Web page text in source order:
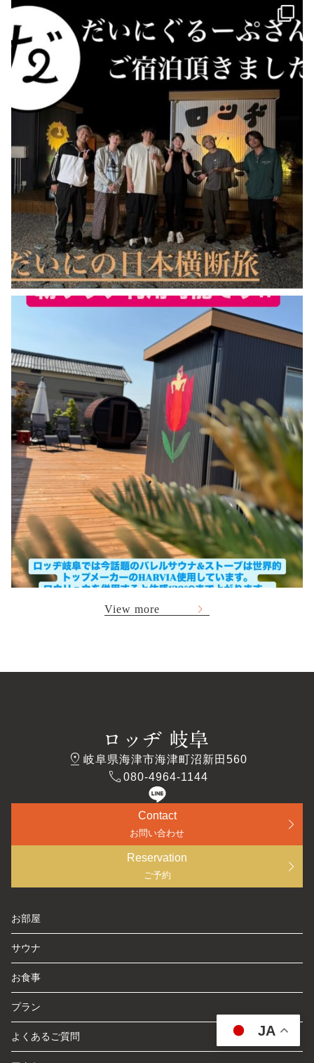
View more
pin_drop 岐阜県海津市海津町沼新田560
call 080-4964-1144
Contact
お問い合わせ
Reservation
ご予約
お部屋
サウナ
お食事
プラン
よくあるご質問 JA